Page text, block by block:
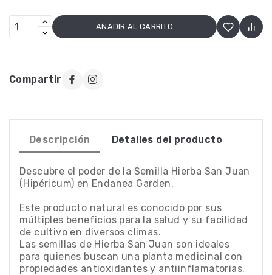
AÑADIR AL CARRITO
Compartir
Descripción Detalles del producto
Descubre el poder de la Semilla Hierba San Juan
(Hipéricum) en Endanea Garden.
Este producto natural es conocido por sus
múltiples beneficios para la salud y su facilidad
de cultivo en diversos climas.
Las semillas de Hierba San Juan son ideales
para quienes buscan una planta medicinal con
propiedades antioxidantes y antiinflamatorias.